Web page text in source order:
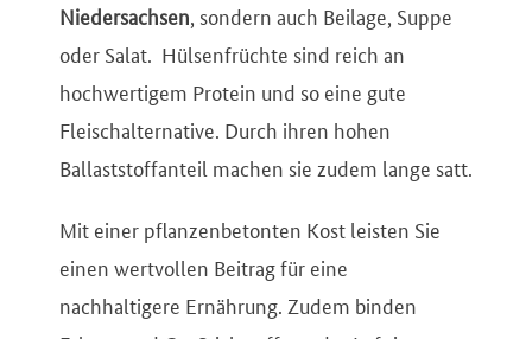
Niedersachsen , sondern auch Beilage, Suppe
oder Salat. Hülsenfrüchte sind reich an
hochwertigem Protein und so eine gute
Fleischalternative. Durch ihren hohen
Ballaststoffanteil machen sie zudem lange satt.
Mit einer pflanzenbetonten Kost leisten Sie
einen wertvollen Beitrag für eine
nachhaltigere Ernährung. Zudem binden